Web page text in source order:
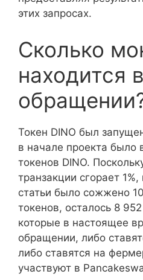
этих запросах.
Сколько
находится в
Токен DINO был
в начале проекта
токенов DINO.
транзакции сгорает
статьи было сожжено
токенов, осталось 8
которые в настоящее
обращении, либо
либо ставятся на
участвуют в